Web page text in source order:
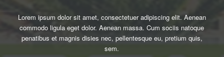
Lorem ipsum dolor sit amet, consectetuer adipiscing elit. Aenean
commodo ligula eget dolor. Aenean massa. Cum sociis natoque
penatibus et magnis disies nec, pellentesque eu, pretium quis,
sem.